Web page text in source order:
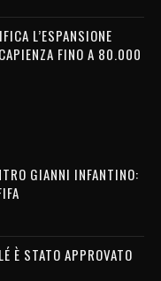
L’ESPANSIONE
FINO A 80.000
GIANNI INFANTINO:
È STATO APPROVATO